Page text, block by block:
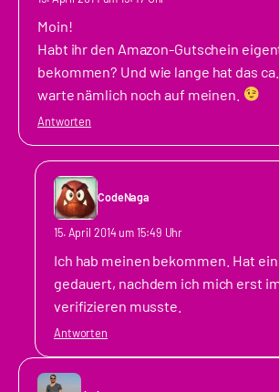
Moin!
Habt ihr den Amazon-Gutschein
bekommen? Und wie lange hat das
warte nämlich noch auf meinen.
Antworten
CodeNaga
15. April 2014 um 15:49 Uhr
Ich hab meinen bekommen. Hat
gedauert, nachdem ich mich erst
verifizieren musste.
Antworten